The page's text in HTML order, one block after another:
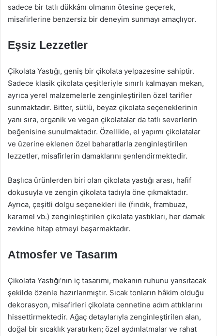
sadece bir tatlı dükkânı olmanın ötesine geçerek,
misafirlerine benzersiz bir deneyim sunmayı amaçlıyor.
Eşsiz Lezzetler
Çikolata Yastığı, geniş bir çikolata yelpazesine sahiptir.
Sadece klasik çikolata çeşitleriyle sınırlı kalmayan mekan,
ayrıca yerel malzemelerle zenginleştirilen özel tarifler
sunmaktadır. Bitter, sütlü, beyaz çikolata seçeneklerinin
yanı sıra, organik ve vegan çikolatalar da tatlı severlerin
beğenisine sunulmaktadır. Özellikle, el yapımı çikolatalar
ve üzerine eklenen özel baharatlarla zenginleştirilen
lezzetler, misafirlerin damaklarını şenlendirmektedir.
Başlıca ürünlerden biri olan çikolata yastığı arası, hafif
dokusuyla ve zengin çikolata tadıyla öne çıkmaktadır.
Ayrıca, çeşitli dolgu seçenekleri ile (fındık, frambuaz,
karamel vb.) zenginleştirilen çikolata yastıkları, her damak
zevkine hitap etmeyi başarmaktadır.
Atmosfer ve Tasarım
Çikolata Yastığı’nın iç tasarımı, mekanın ruhunu yansıtacak
şekilde özenle hazırlanmıştır. Sıcak tonların hâkim olduğu
dekorasyon, misafirleri çikolata cennetine adım attıklarını
hissettirmektedir. Ağaç detaylarıyla zenginleştirilen alan,
doğal bir sıcaklık yaratırken; özel aydınlatmalar ve rahat